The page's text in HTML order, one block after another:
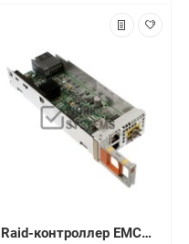
Raid-контроллер EMC Controller Storage Processor for Storage Array iSCSI [303-123-000D]